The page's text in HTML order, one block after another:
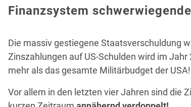
Finanzsystem
Die massiv gestiegene Staatsverschuldung
Zinszahlungen auf US-Schulden wird im
mehr als das gesamte Militärbudget der USA!
Vor allem in den letzten vier Jahren sind die